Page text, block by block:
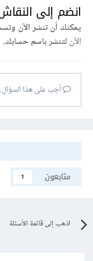
انضم إلى النقاش
يمكنك أن تنشر الآن
الآنلتنشر باسم حسابك.
أجب على هذا
متابعون
1
اذهب إلى قائمة الأسئلة